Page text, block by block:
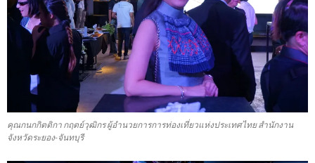
คุณกนกกิตติกา กฤตย์วุฒิกร ผู้อำนวยการการท่องเที่ยวแห่งประเทศไทย สำนักงาน
จังหวัดระยอง-จันทบุรี